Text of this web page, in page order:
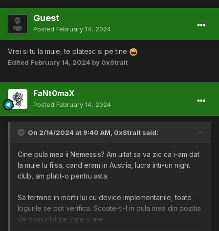
Guest
Posted February 14, 2024
Vrei si tu la muie, te platesc si pe tine
Edited February 14, 2024 by 0xStrait
FaNt0maX
Posted February 14, 2024
On 2/14/2024 at 9:40 AM, 0xStrait said:
Cine pula mea ii Nemessis? Am uitat sa va zic ca i-am dat
la muie lu fiisa, cand eram in Austria, lucra intr-un night
club, am platit-o pentru asta.
Sa termine in mortii lui cu device implementariile, toate
logurile se pot verifica. Scoate-ti-l in pula mea din pozitia
de comunist pe care o are.